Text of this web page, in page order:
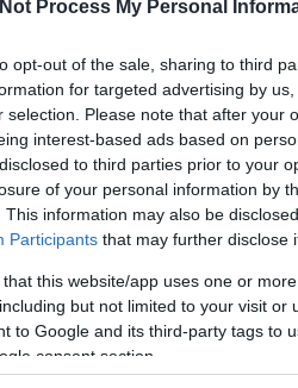
Process My Personal
opt-out of the sale, sharing to third
for targeted advertising by
selection. Please note that after your
interest-based ads based on
to third parties prior to your
of your personal information by
This information may also be
Participants that may further disclose
that this website/app uses one or
but not limited to your visit or
to Google and its third-party tags to
consent section.
burgundia 2023 tegnap ittam
Kékfrankos 2021
nyáron, de az egyik
megjött a kedvem. Az Aldi
be is ugrott egy palack a
úgy él a fejemben, mint egy
benne, hogy legalább
e a pincészet
vásárolni, ez mindenesetre
hogy kizárólag az